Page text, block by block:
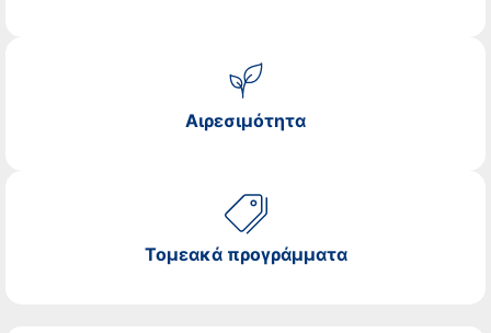
Αιρεσιμότητα
Τομεακά προγράμματα